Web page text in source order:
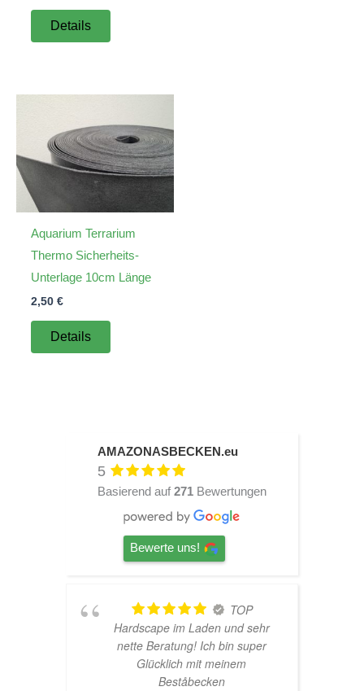
Details
Aquarium Terrarium
Thermo Sicherheits-
Unterlage 10cm Länge
2,50 €
Details
AMAZONASBECKEN.eu
5
Basierend auf 271 Bewertungen
Bewerte uns!
TOP
Hardscape im Laden und sehr
nette Beratung! Ich bin super
Glücklich mit meinem
Beståbecken